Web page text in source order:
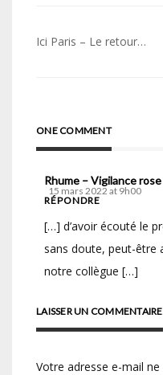
Navigation
Ici Paris – Le retour…
ONE COMMENT
Rhume – Vigilance
15 mars 2022 at 9h00
RÉPONDRE
[…] d’avoir écouté le
sans doute, peut-être
notre collègue […]
LAISSER UN COMMENTAIRE
Votre adresse e-mail ne